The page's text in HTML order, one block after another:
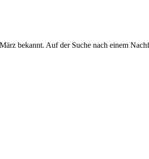
bekannt. Auf der Suche nach einem